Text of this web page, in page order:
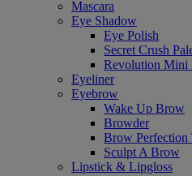
Mascara
Eye Shadow
Eye Polish
Secret Crush
Revolution Mini
Eyeliner
Eyebrow
Wake Up Brow
Browder
Brow Perfection
Sculpt A Brow
Lipstick & Lipgloss